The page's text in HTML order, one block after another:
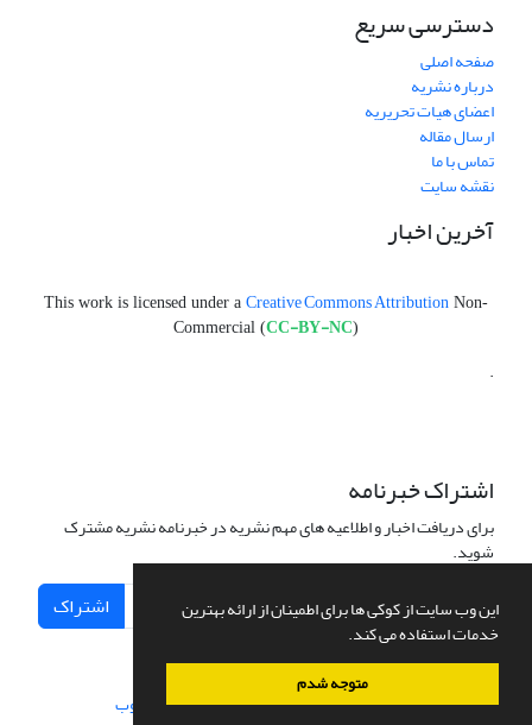
این وب سایت از کوکی ها برای اطمینان از ارائه بهترین
خدمات استفاده می کند.
متوجه شدم
دسترسی سریع
صفحه اصلی
درباره نشریه
اعضای هیات تحریریه
ارسال مقاله
تماس با ما
نقشه سایت
آخرین اخبار
This work is licensed under a Creative Commons Attribution Non-
Commercial (CC-BY-NC)
.
اشتراک خبرنامه
برای دریافت اخبار و اطلاعیه های مهم نشریه در خبرنامه نشریه مشترک
شوید.
اشتراک
سامانه مدیریت نشریات علمی.طراحی و پیاده سازی از سیناوب